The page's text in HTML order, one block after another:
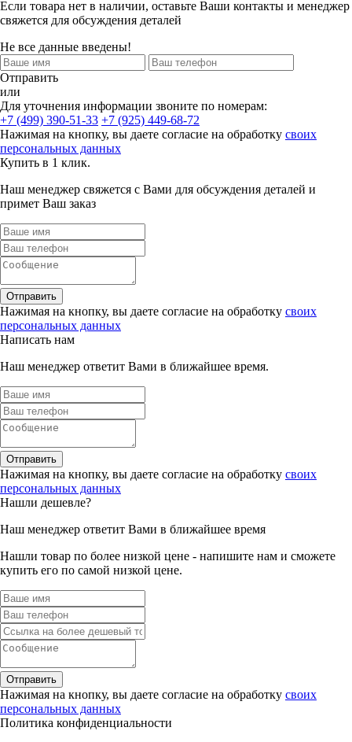
Если товара нет в наличии, оставьте Ваши контакты и менеджер
свяжется для обсуждения деталей
Не все данные введены!
Отправить
или
Для уточнения информации звоните по номерам:
+7 (499) 390-51-33 +7 (925) 449-68-72
Нажимая на кнопку, вы даете согласие на обработку своих
персональных данных
Купить в 1 клик.
Наш менеджер свяжется с Вами для обсуждения деталей и
примет Ваш заказ
Отправить
Нажимая на кнопку, вы даете согласие на обработку своих
персональных данных
Написать нам
Наш менеджер ответит Вами в ближайшее время.
Отправить
Нажимая на кнопку, вы даете согласие на обработку своих
персональных данных
Нашли дешевле?
Наш менеджер ответит Вами в ближайшее время
Нашли товар по более низкой цене - напишите нам и сможете
купить его по самой низкой цене.
Отправить
Нажимая на кнопку, вы даете согласие на обработку своих
персональных данных
Политика конфиденциальности